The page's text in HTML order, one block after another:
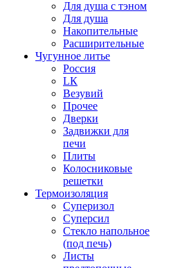
Для душа с тэном
Для душа
Накопительные
Расширительные
Чугунное литье
Россия
LК
Везувий
Прочее
Дверки
Задвижки для
печи
Плиты
Колосниковые
решетки
Термоизоляция
Суперизол
Суперсил
Стекло напольное
(под печь)
Листы